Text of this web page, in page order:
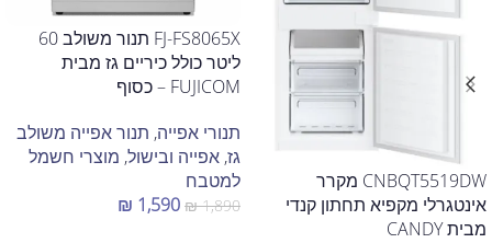
CNBQT5519DW מקרר
אינטגרלי מקפיא תחתון קנדי
מבית CANDY
FJ-FS8065X תנור משולב 60
ליטר כולל כיריים גז מבית
FUJICOM – כסוף
תנורי אפייה, תנור אפייה משולב
גז, אפייה ובישול, מוצרי חשמל
למטבח
₪1,890
₪ 1,590